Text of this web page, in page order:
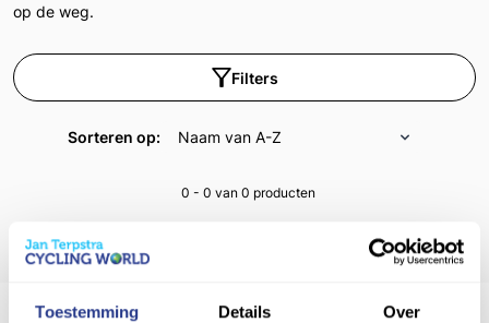
Toestemming Details Over
op de weg.
Filters
Sorteren op:
0 - 0 van 0 producten
Geen resultaten gevonden
enconcurrerende